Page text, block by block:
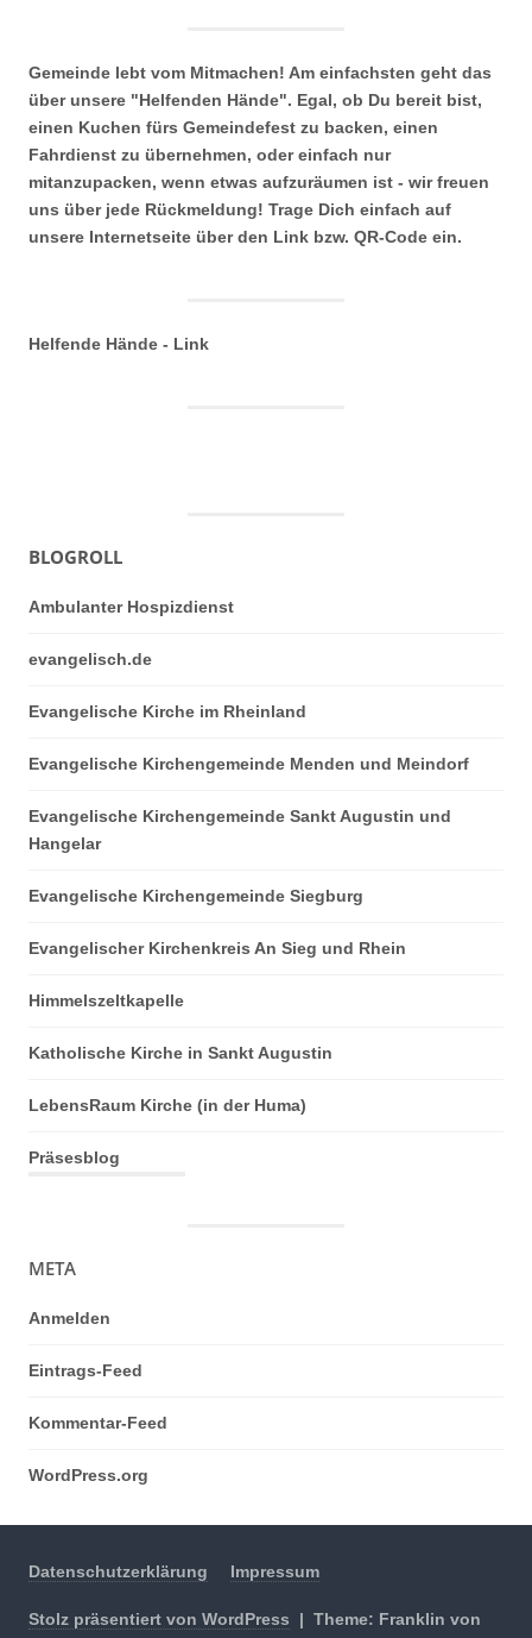
Gemeinde lebt vom Mitmachen! Am einfachsten geht das
über unsere "Helfenden Hände". Egal, ob Du bereit bist,
einen Kuchen fürs Gemeindefest zu backen, einen
Fahrdienst zu übernehmen, oder einfach nur
mitanzupacken, wenn etwas aufzuräumen ist - wir freuen
uns über jede Rückmeldung! Trage Dich einfach auf
unsere Internetseite über den Link bzw. QR-Code ein.
Helfende Hände - Link
BLOGROLL
Ambulanter Hospizdienst
evangelisch.de
Evangelische Kirche im Rheinland
Evangelische Kirchengemeinde Menden und Meindorf
Evangelische Kirchengemeinde Sankt Augustin und
Hangelar
Evangelische Kirchengemeinde Siegburg
Evangelischer Kirchenkreis An Sieg und Rhein
Himmelszeltkapelle
Katholische Kirche in Sankt Augustin
LebensRaum Kirche (in der Huma)
Präsesblog
META
Anmelden
Eintrags-Feed
Kommentar-Feed
WordPress.org
Datenschutzerklärung Impressum
Stolz präsentiert von WordPress | Theme: Franklin von